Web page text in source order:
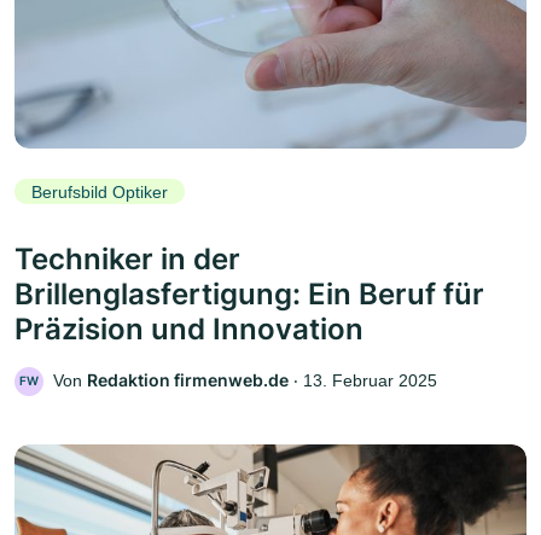
Berufsbild Optiker
Techniker in der
Brillenglasfertigung: Ein Beruf für
Präzision und Innovation
FW Von Redaktion firmenweb.de ‧ 13. Februar 2025